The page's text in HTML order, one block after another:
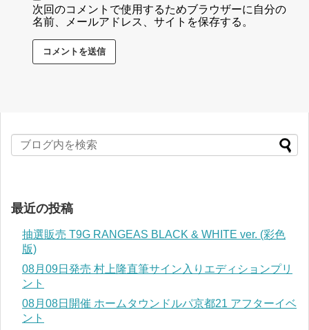
次回のコメントで使用するためブラウザーに自分の
名前、メールアドレス、サイトを保存する。
最近の投稿
抽選販売 T9G RANGEAS BLACK & WHITE ver. (彩色
版)
08月09日発売 村上隆直筆サイン入りエディションプリ
ント
08月08日開催 ホームタウンドルパ京都21 アフターイベ
ント